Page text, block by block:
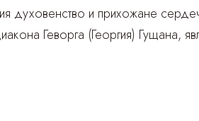
духовенство и прихожане
Геворга (Георгия) Гущана,